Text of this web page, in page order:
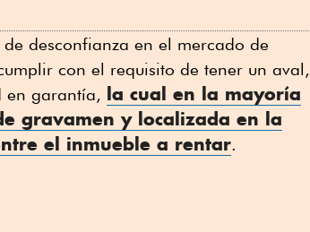
desconfianza en el mercado de
con el requisito de tener un aval,
en garantía, la cual en la mayoría
gravamen y localizada en la
el inmueble a rentar.